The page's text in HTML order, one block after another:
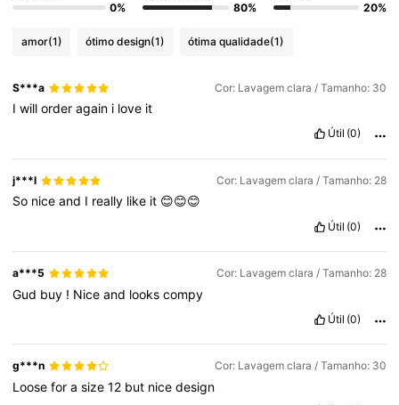
0%
80%
20%
amor(1) ótimo design(1) ótima qualidade(1)
S***a Cor: Lavagem clara / Tamanho: 30
Iwillorderagain i love it
Útil (0)
j***l Cor: Lavagem clara / Tamanho: 28
So niceand I really like it 😊😊😊
Útil (0)
a***5 Cor: Lavagem clara / Tamanho: 28
Gud buy ! Niceand lookscompy
Útil (0)
g***n Cor: Lavagem clara / Tamanho: 30
Looseforasize12 but nicedesign